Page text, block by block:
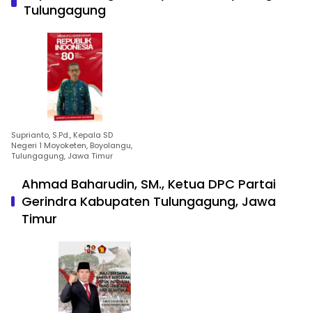
Tulungagung
Suprianto, S.Pd., Kepala SD
Negeri 1 Moyoketen, Boyolangu,
Tulungagung, Jawa Timur
Ahmad Baharudin, SM., Ketua DPC Partai
Gerindra Kabupaten Tulungagung, Jawa
Timur